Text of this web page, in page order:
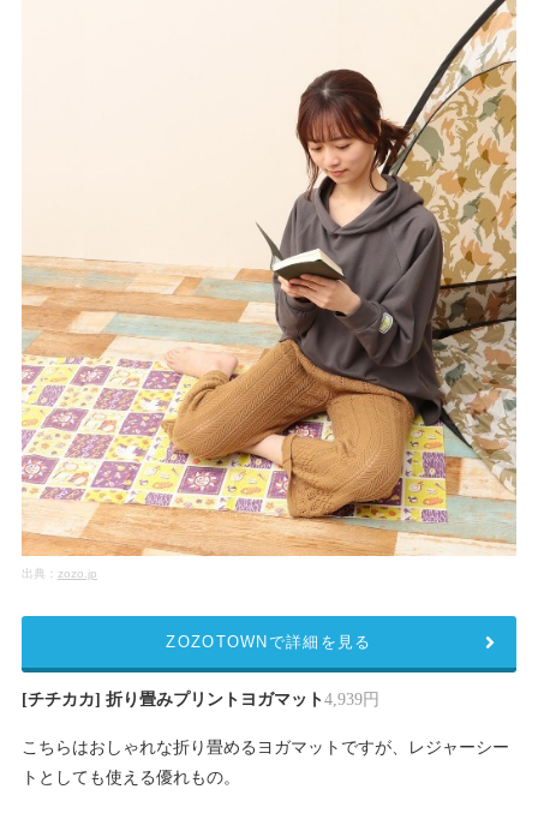
出典： zozo.jp
[チチカカ] 折り畳みプリントヨガマット4,939円
こちらはおしゃれな折り畳めるヨガマットですが、レジャーシー
トとしても使える優れもの。
ZOZOTOWNで詳細を見る